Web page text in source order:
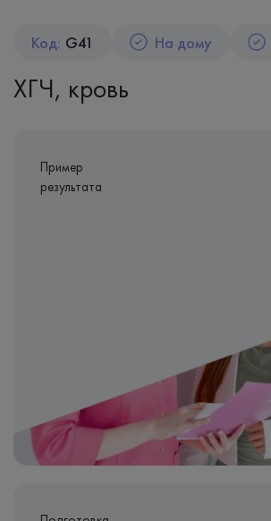
Код: G41 На дому
ХГЧ, кровь
Пример
результата